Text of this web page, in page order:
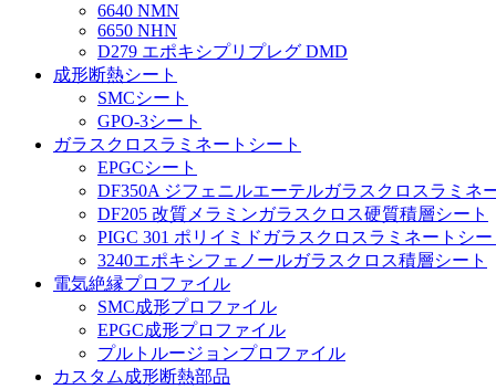
6640 NMN
6650 NHN
D279 エポキシプリプレグ DMD
成形断熱シート
SMCシート
GPO-3シート
ガラスクロスラミネートシート
EPGCシート
DF350A ジフェニルエーテルガラスクロスラミネ
DF205 改質メラミンガラスクロス硬質積層シート
PIGC 301 ポリイミドガラスクロスラミネートシー
3240エポキシフェノールガラスクロス積層シート
電気絶縁プロファイル
SMC成形プロファイル
EPGC成形プロファイル
プルトルージョンプロファイル
カスタム成形断熱部品